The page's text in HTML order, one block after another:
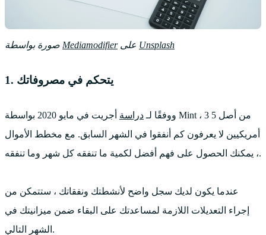
Mediamodifier Unsplash
1. يتحكم في مصروفاتك
ووفقًا لـ دراسة
أجريت في مايو 2020 بواسطة Mint ، 3 من أصل 5
أمريكيين لا يعرفون كم أنفقوا في الشهر السابق. مع مخطط الأموال
، يمكنك الحصول على فهم أفضل لكمية ما تنفقه كل شهر وما تنفقه.
عندما يكون لديك سجل واضح لأنشطتك ونفقاتك ، ستتمكن من
إجراء التعديلات اللازمة لمساعدتك على البقاء ضمن ميزانيتك في
الشهر التالي.